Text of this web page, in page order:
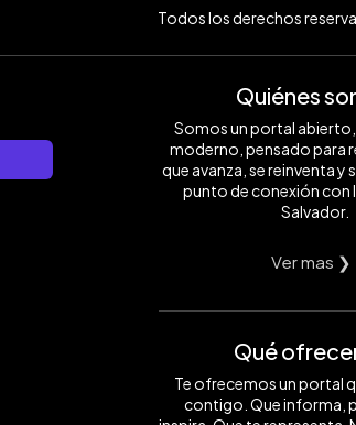
Todos los derechos
Quiénes
Somos un portal
moderno, pensado para
que avanza, se reinventa y
punto de conexión con
Salvador.
Ver mas ❯
Qué
Te ofrecemos un portal
contigo. Que informa,